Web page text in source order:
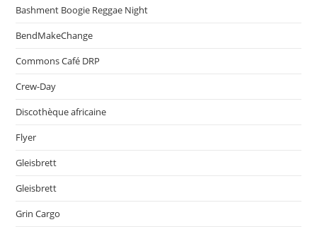
Bashment Boogie Reggae Night
BendMakeChange
Commons Café DRP
Crew-Day
Discothèque africaine
Flyer
Gleisbrett
Gleisbrett
Grin Cargo